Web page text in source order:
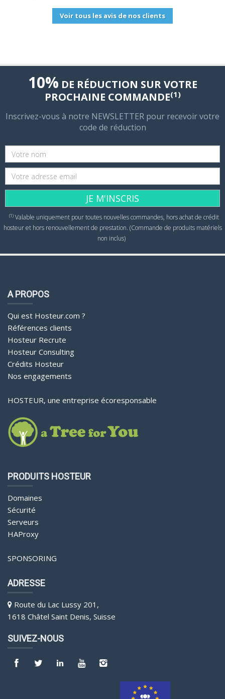
Voir tous les avis de nos clients
10% DE RÉDUCTION SUR VOTRE
PROCHAINE COMMANDE(1)
Inscrivez-vous à notre NEWSLETTER pour recevoir votre
code de réduction
JE M'INSCRIS
(1)Valable uniquement pour toutes nouvelles commandes, hors achat de crédit
hosteur et hors renouvellement de prestation. (Commande de produits matériels
non inclus)
A PROPOS
Qui est Hosteur.com ?
Références clients
Hosteur Recrute
Hosteur Consulting
Crédits Hosteur
Nos engagements
HOSTEUR, une entreprise écoresponsable
PRODUITS HOSTEUR
Domaines
Sécurité
Serveurs
HAProxy
SPONSORING
ADRESSE
Route du Lac Lussy 201,
1618 Châtel Saint Denis, Suisse
SUIVEZ-NOUS